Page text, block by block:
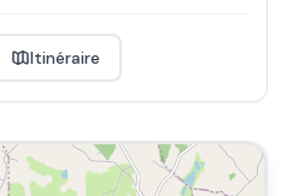
Itinéraire